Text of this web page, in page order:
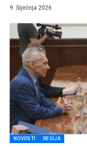
9. Siječnja 2026.
NOVOSTI REGIJA